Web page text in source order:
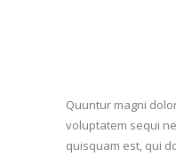
Quuntur magni
voluptatem sequi
quisquam est, qui